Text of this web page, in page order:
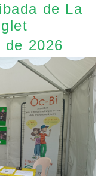
de La
de 2026